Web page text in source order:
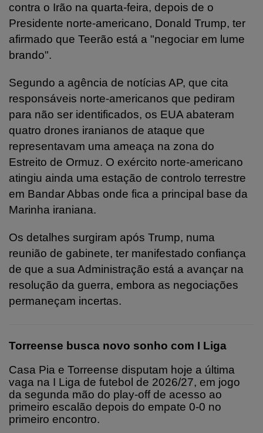
contra o Irão na quarta-feira, depois de o
Presidente norte-americano, Donald Trump, ter
afirmado que Teerão está a "negociar em lume
brando".
Segundo a agência de notícias AP, que cita
responsáveis norte-americanos que pediram
para não ser identificados, os EUA abateram
quatro drones iranianos de ataque que
representavam uma ameaça na zona do
Estreito de Ormuz. O exército norte-americano
atingiu ainda uma estação de controlo terrestre
em Bandar Abbas onde fica a principal base da
Marinha iraniana.
Os detalhes surgiram após Trump, numa
reunião de gabinete, ter manifestado confiança
de que a sua Administração está a avançar na
resolução da guerra, embora as negociações
permaneçam incertas.
Torreense busca novo sonho com I Liga
Casa Pia e Torreense disputam hoje a última
vaga na I Liga de futebol de 2026/27, em jogo
da segunda mão do play-off de acesso ao
primeiro escalão depois do empate 0-0 no
primeiro encontro.